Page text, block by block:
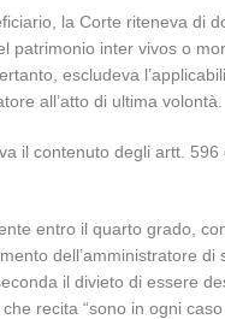
la Corte riteneva di
patrimonio inter vivos o
escludeva
all’atto di ultima volontà.
il contenuto degli artt. 596
entro il quarto grado,
dell’amministratore di
il divieto di essere
recita “sono in ogni